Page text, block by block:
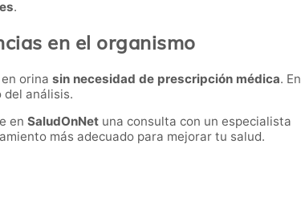
.
en el organismo
orina sin necesidad de prescripción médica. En
del análisis.
en SaludOnNet una consulta con un especialista
más adecuado para mejorar tu salud.